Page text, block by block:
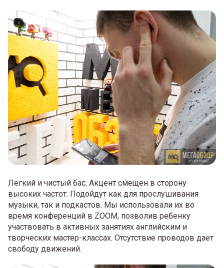
Легкий и чистый бас. Акцент смещен в сторону
высоких частот. Подойдут как для прослушивания
музыки, так и подкастов. Мы использовали их во
время конференций в ZOOM, позволив ребенку
участвовать в активных занятиях английским и
творческих мастер-классах. Отсутствие проводов дает
свободу движений.